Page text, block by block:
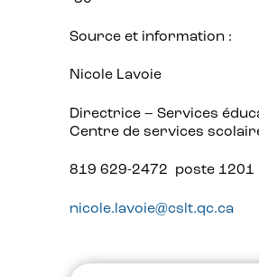
Source et information :
Nicole Lavoie
Directrice – Services
Centre de services
819 629-2472 poste 1201
nicole.lavoie@cslt.qc.ca